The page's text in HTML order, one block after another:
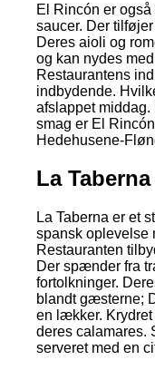
El Rincón er
saucer. Der
Deres aioli og
og kan nydes
Restaurantens
indbydende.
afslappet middag.
smag er El
Hedehusene-
La
La Taberna er et
spansk oplevelse
Restauranten
Der spænder fra
fortolkninger.
blandt gæsterne;
en lækker.
deres calamares.
serveret med en